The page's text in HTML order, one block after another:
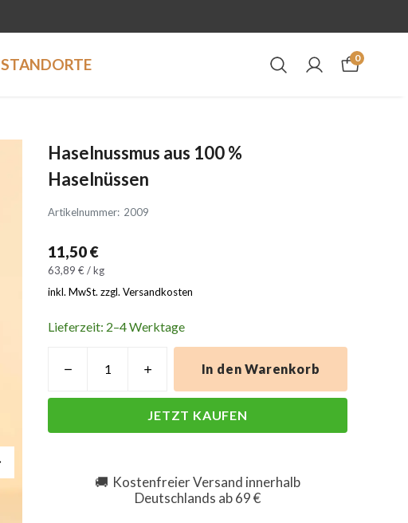
STANDORTE 0
Haselnussmus aus 100 %
Haselnüssen
Artikelnummer: 2009
11,50 €
63,89 € / kg
inkl. MwSt. zzgl. Versandkosten
Lieferzeit: 2–4 Werktage
In den Warenkorb
JETZT KAUFEN
🚚 Kostenfreier Versand innerhalb
Deutschlands ab 69 €